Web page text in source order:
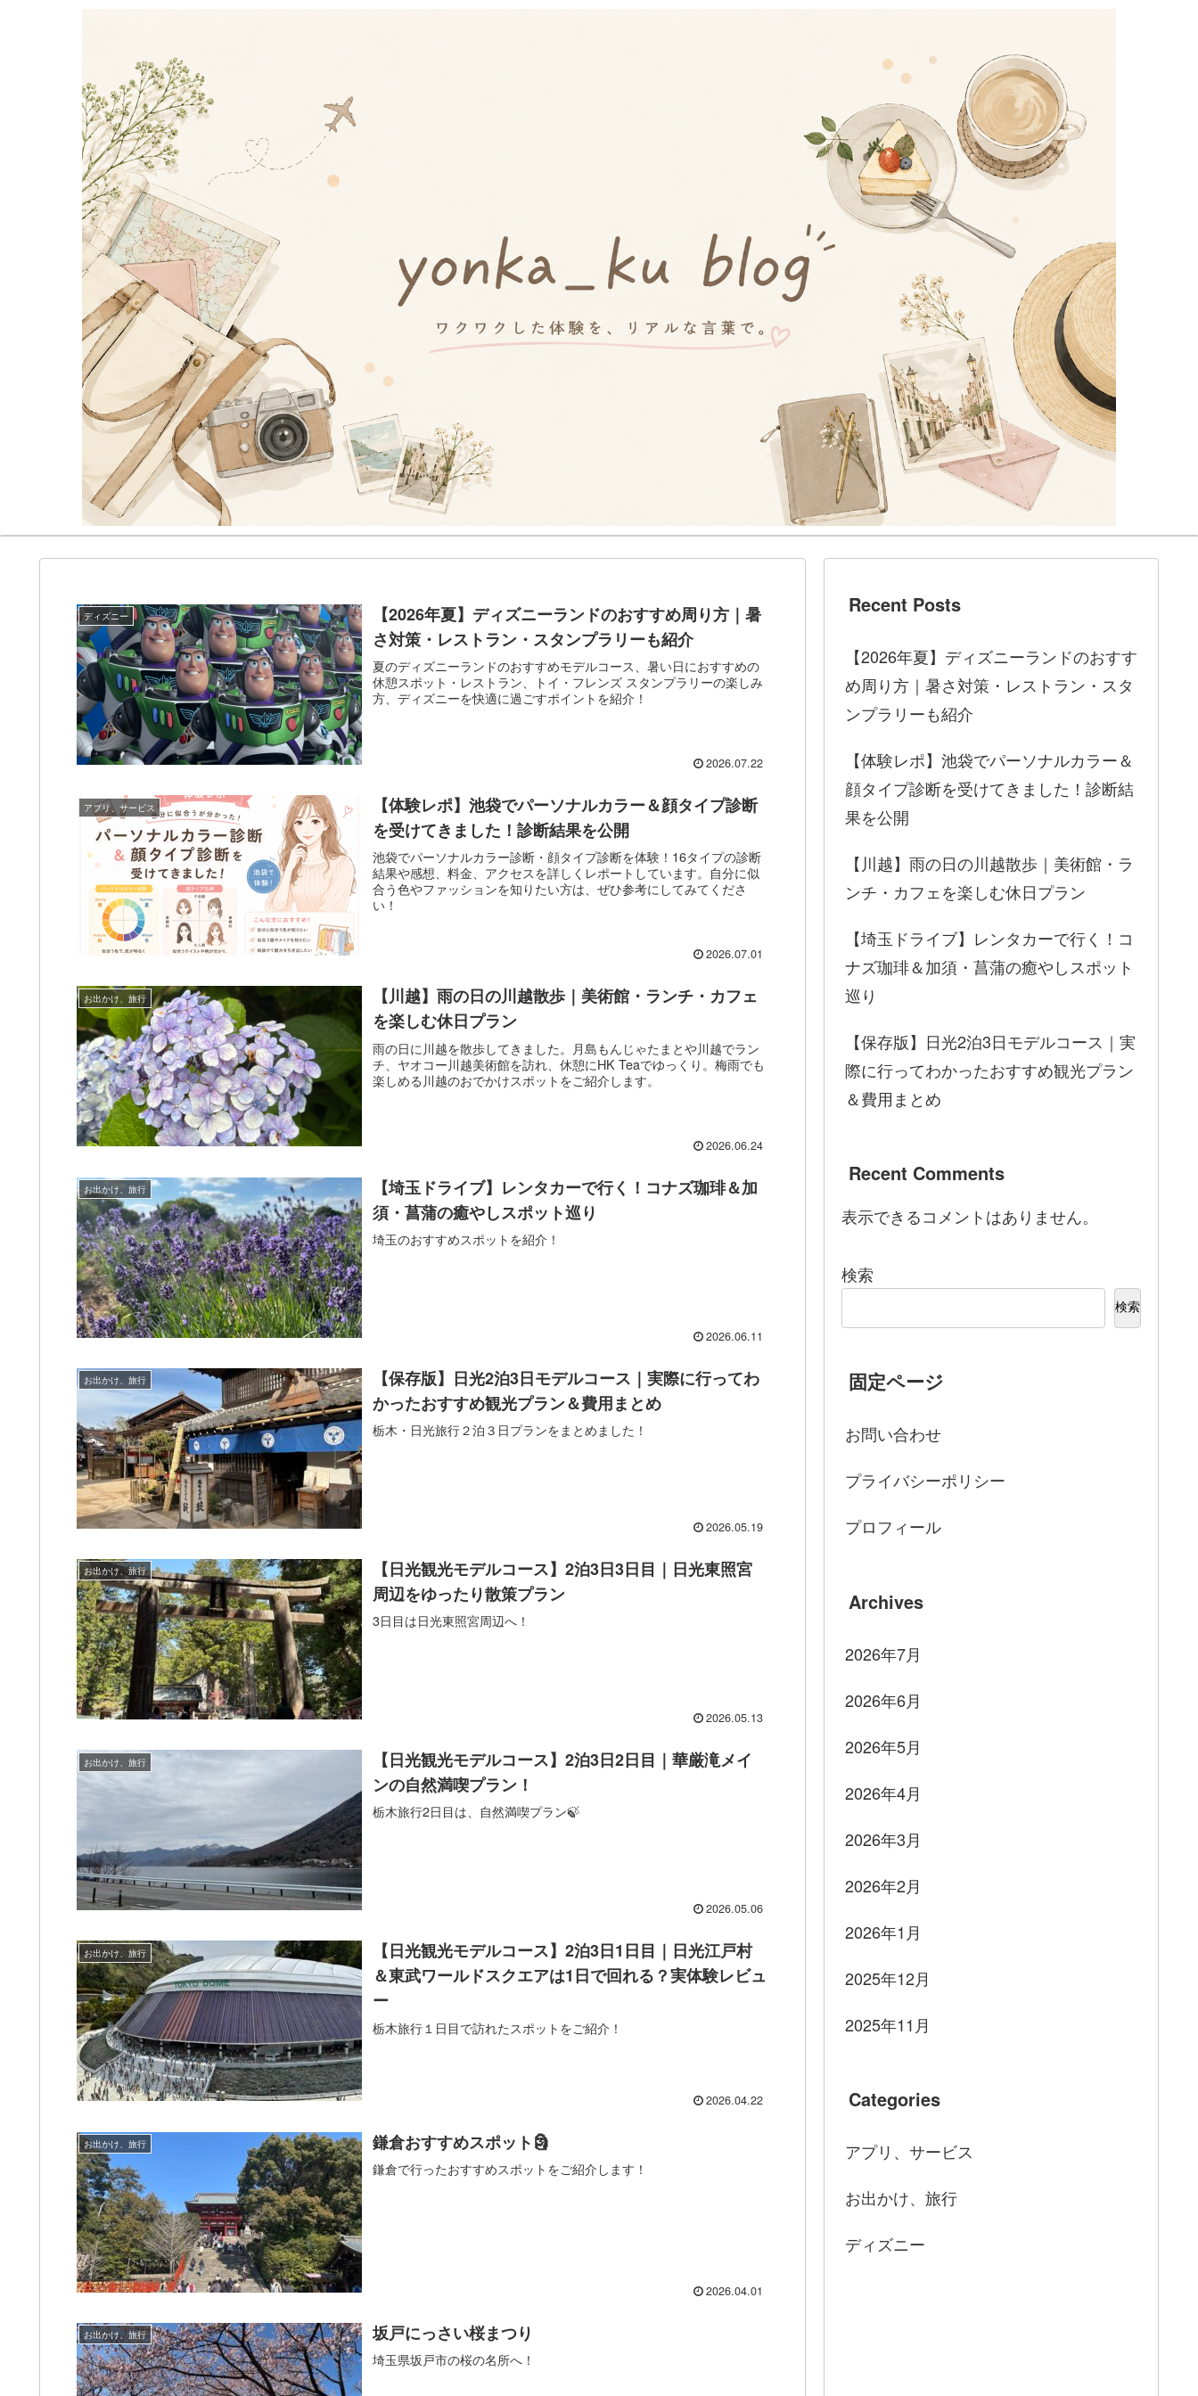
ディズニー
【2026年夏】ディズニーランドのおすすめ周り方｜暑
さ対策・レストラン・スタンプラリーも紹介
夏のディズニーランドのおすすめモデルコース、暑い日におすすめの
休憩スポット・レストラン、トイ・フレンズ スタンプラリーの楽しみ
方、ディズニーを快適に過ごすポイントを紹介！
2026.07.22
アプリ、サービス
【体験レポ】池袋でパーソナルカラー＆顔タイプ診断
を受けてきました！診断結果を公開
池袋でパーソナルカラー診断・顔タイプ診断を体験！16タイプの診断
結果や感想、料金、アクセスを詳しくレポートしています。自分に似
合う色やファッションを知りたい方は、ぜひ参考にしてみてくださ
い！
2026.07.01
お出かけ、旅行
【川越】雨の日の川越散歩｜美術館・ランチ・カフェ
を楽しむ休日プラン
雨の日に川越を散歩してきました。月島もんじゃたまとや川越でラン
チ、ヤオコー川越美術館を訪れ、休憩にHK Teaでゆっくり。梅雨でも
楽しめる川越のおでかけスポットをご紹介します。
2026.06.24
お出かけ、旅行
【埼玉ドライブ】レンタカーで行く！コナズ珈琲＆加
須・菖蒲の癒やしスポット巡り
埼玉のおすすめスポットを紹介！
2026.06.11
お出かけ、旅行
【保存版】日光2泊3日モデルコース｜実際に行ってわ
かったおすすめ観光プラン＆費用まとめ
栃木・日光旅行２泊３日プランをまとめました！
2026.05.19
お出かけ、旅行
【日光観光モデルコース】2泊3日3日目｜日光東照宮
周辺をゆったり散策プラン
3日目は日光東照宮周辺へ！
2026.05.13
お出かけ、旅行
【日光観光モデルコース】2泊3日2日目｜華厳滝メイ
ンの自然満喫プラン！
栃木旅行2日目は、自然満喫プラン🍃
2026.05.06
お出かけ、旅行
【日光観光モデルコース】2泊3日1日目｜日光江戸村
＆東武ワールドスクエアは1日で回れる？実体験レビュ
ー
栃木旅行１日目で訪れたスポットをご紹介！
2026.04.22
お出かけ、旅行 鎌倉おすすめスポット🗿
鎌倉で行ったおすすめスポットをご紹介します！
2026.04.01
お出かけ、旅行 坂戸にっさい桜まつり
埼玉県坂戸市の桜の名所へ！
Recent Posts
【2026年夏】ディズニーランドのおすす
め周り方｜暑さ対策・レストラン・スタ
ンプラリーも紹介
【体験レポ】池袋でパーソナルカラー＆
顔タイプ診断を受けてきました！診断結
果を公開
【川越】雨の日の川越散歩｜美術館・ラ
ンチ・カフェを楽しむ休日プラン
【埼玉ドライブ】レンタカーで行く！コ
ナズ珈琲＆加須・菖蒲の癒やしスポット
巡り
【保存版】日光2泊3日モデルコース｜実
際に行ってわかったおすすめ観光プラン
＆費用まとめ
Recent Comments
表示できるコメントはありません。
検索
検索
固定ページ
お問い合わせ
プライバシーポリシー
プロフィール
Archives
2026年7月
2026年6月
2026年5月
2026年4月
2026年3月
2026年2月
2026年1月
2025年12月
2025年11月
Categories
アプリ、サービス
お出かけ、旅行
ディズニー